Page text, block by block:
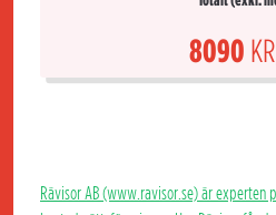
8090
Rävisor AB (www.ravisor.se) är experten